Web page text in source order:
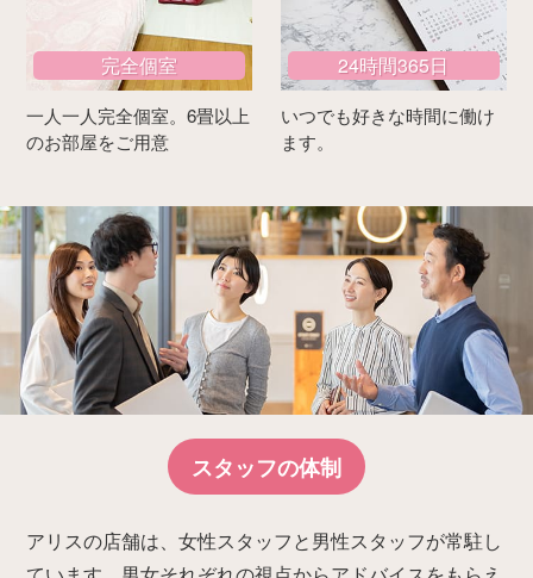
完全個室
一人一人完全個室。6畳以上
のお部屋をご用意
24時間365日
いつでも好きな時間に働け
ます。
スタッフの体制
アリスの店舗は、女性スタッフと男性スタッフが常駐し